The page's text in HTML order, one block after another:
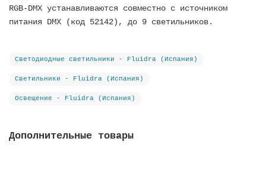
RGB-DMX устанавливаются совместно с источником
питания DMX (код 52142), до 9 светильников.
Светодиодные светильники - Fluidra (Испания)
Светильники - Fluidra (Испания)
Освещение - Fluidra (Испания)
Дополнительные товары